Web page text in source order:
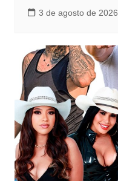
3 de agosto de 2026